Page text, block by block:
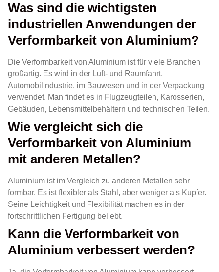
Was sind die wichtigsten
industriellen Anwendungen der
Verformbarkeit von Aluminium?
Die Verformbarkeit von Aluminium ist für viele Branchen
großartig. Es wird in der Luft- und Raumfahrt,
Automobilindustrie, im Bauwesen und in der Verpackung
verwendet. Man findet es in Flugzeugteilen, Karosserien,
Gebäuden, Lebensmittelbehältern und technischen Teilen.
Wie vergleicht sich die
Verformbarkeit von Aluminium
mit anderen Metallen?
Aluminium ist im Vergleich zu anderen Metallen sehr
formbar. Es ist flexibler als Stahl, aber weniger als Kupfer.
Seine Leichtigkeit und Flexibilität machen es in der
fortschrittlichen Fertigung beliebt.
Kann die Verformbarkeit von
Aluminium verbessert werden?